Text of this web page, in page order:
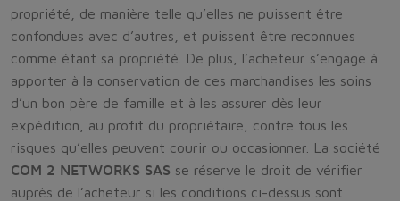
propriété, de manière telle qu’elles ne puissent être
confondues avec d’autres, et puissent être reconnues
comme étant sa propriété. De plus, l’acheteur s’engage à
apporter à la conservation de ces marchandises les soins
d’un bon père de famille et à les assurer dès leur
expédition, au profit du propriétaire, contre tous les
risques qu’elles peuvent courir ou occasionner. La société
COM 2 NETWORKS SAS se réserve le droit de vérifier
auprès de l’acheteur si les conditions ci-dessus sont